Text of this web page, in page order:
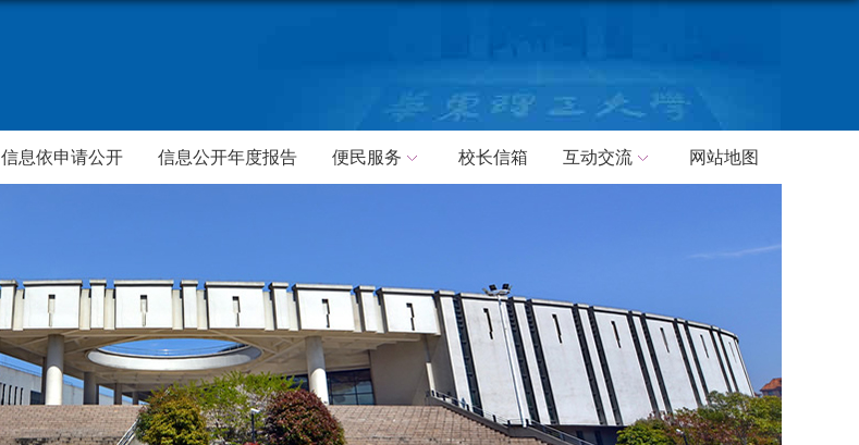
信息依申请公开 信息公开年度报告 便民服务 校长信箱 互动交流 网站地图